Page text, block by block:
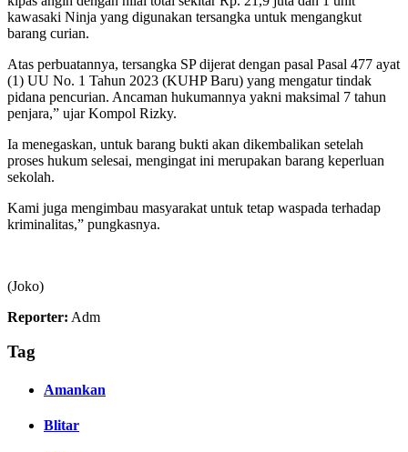
kawasaki Ninja yang digunakan tersangka untuk mengangkut
barang curian.
Atas perbuatannya, tersangka SP dijerat dengan pasal Pasal 477 ayat
(1) UU No. 1 Tahun 2023 (KUHP Baru) yang mengatur tindak
pidana pencurian. Ancaman hukumannya yakni maksimal 7 tahun
penjara,” ujar Kompol Rizky.
Ia menegaskan, untuk barang bukti akan dikembalikan setelah
proses hukum selesai, mengingat ini merupakan barang keperluan
sekolah.
Kami juga mengimbau masyarakat untuk tetap waspada terhadap
kriminalitas,” pungkasnya.
(Joko)
Reporter: Adm
Tag
Amankan
Blitar